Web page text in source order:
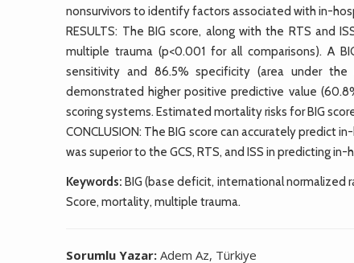
nonsurvivors to identify factors associated with in-
RESULTS: The BIG score, along with the RTS
multiple trauma (p<0.001 for all comparisons). A
sensitivity and 86.5% specificity (area under
demonstrated higher positive predictive value
scoring systems. Estimated mortality risks for BIG
CONCLUSION: The BIG score can accurately predict
was superior to the GCS, RTS, and ISS in predicting
Keywords: BIG (base deficit, international normalized
Score, mortality, multiple trauma.
Sorumlu Yazar:Adem Az, Türkiye